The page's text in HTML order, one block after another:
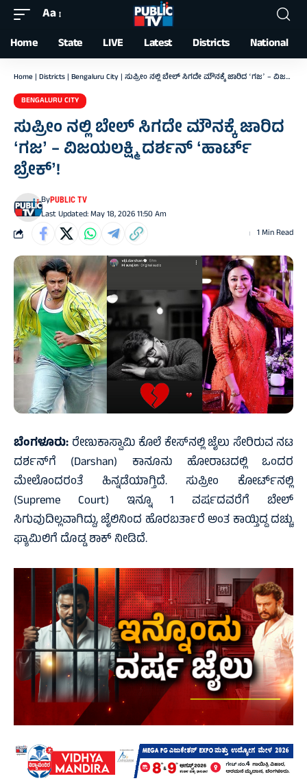
Font
Resizer
Aa
Home State LIVE Latest Districts National
Home | Districts | Bengaluru City | ಸುಪ್ರೀಂ ನಲ್ಲಿ ಬೇಲ್‌ ಸಿಗದೇ ಮೌನಕ್ಕೆ ಜಾರಿದ ʻಗಜʼ – ವಿಜಯಲಕ್ಷ್ಮಿ ದರ್ಶನ್‌ ʻಹಾರ್ಟ್‌ ಬ್ರೇಕ್‌ʼ!
BENGALURU CITY
ಸುಪ್ರೀಂ ನಲ್ಲಿ ಬೇಲ್‌ ಸಿಗದೇ ಮೌನಕ್ಕೆ ಜಾರಿದ
ʻಗಜʼ – ವಿಜಯಲಕ್ಷ್ಮಿ ದರ್ಶನ್‌ ʻಹಾರ್ಟ್‌
ಬ್ರೇಕ್‌ʼ!
Last Updated: May 18, 2026 11:50 Am
ByPUBLIC TV
1 Min Read
ಬೆಂಗಳೂರು: ರೇಣುಕಾಸ್ವಾಮಿ ಕೊಲೆ ಕೇಸ್‌ನಲ್ಲಿ ಜೈಲು ಸೇರಿರುವ ನಟ
ದರ್ಶನ್‌ಗೆ (Darshan) ಕಾನೂನು ಹೋರಾಟದಲ್ಲಿ ಒಂದರ
ಮೇಲೊಂದರಂತೆ ಹಿನ್ನಡೆಯಾಗ್ತಿದೆ. ಸುಪ್ರೀಂ ಕೋರ್ಟ್‌ನಲ್ಲಿ
(Supreme Court) ಇನ್ನೂ 1 ವರ್ಷದವರೆಗೆ ಬೇಲ್
ಸಿಗುವುದಿಲ್ಲವಾಗಿದ್ದು, ಜೈಲಿನಿಂದ ಹೊರಬರ್ತಾರೆ ಅಂತ ಕಾಯ್ತಿದ್ದ ದಚ್ಚು
ಫ್ಯಾಮಿಲಿಗೆ ದೊಡ್ಡ ಶಾಕ್ ನೀಡಿದೆ.